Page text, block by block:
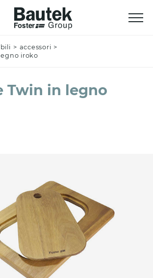
> accessori >
iroko
Twin in legno
per Italia)